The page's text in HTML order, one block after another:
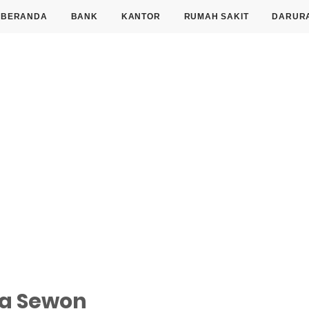
BERANDA BANK KANTOR RUMAH SAKIT
Sewon